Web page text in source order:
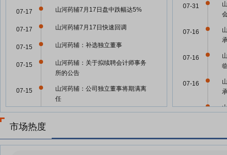
山河药辅7月17日盘中跌幅达5%
07-17
山河药辅7月17日快速回调
07-17
山河药辅：补选独立董事
07-15
山河药辅：关于拟续聘会计师事务
所的公告
07-15
山河药辅：公司独立董事将期满离
任
07-15
山河药辅：公司将于2026年7月
07-31
07-16
07-16
07-16
市场热度